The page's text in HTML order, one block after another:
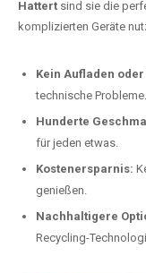
Hattert sind sie die
komplizierten Geräte
Kein Aufladen
technische Probleme.
Hunderte
für jeden etwas.
Kostenersparnis:
genießen.
Nachhaltigere
Recycling-